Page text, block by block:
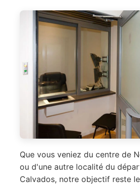
Que vous veniez du centre de
ou d'une autre localité du
Calvados, notre objectif reste